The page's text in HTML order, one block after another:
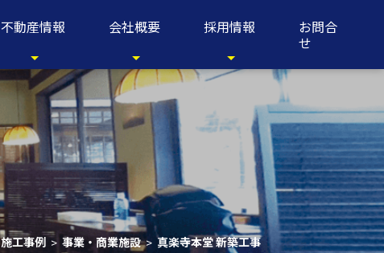
不動産情報 会社概要 採用情報
お問合
せ
施工事例 > 事業・商業施設 > 真楽寺本堂 新築工事